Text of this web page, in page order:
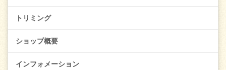
トリミング
ショップ概要
インフォメーション